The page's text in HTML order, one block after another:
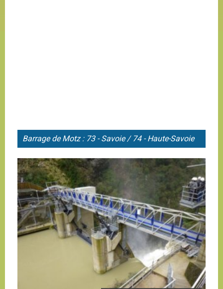
Barrage deMotz : 73 - Savoie / 74 - Haute-Savoie